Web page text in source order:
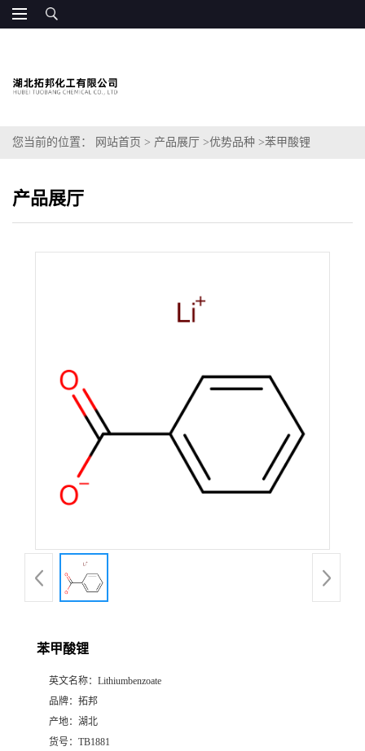
您当前的位置： 网站首页 > 产品展厅 >优势品种 >苯甲酸锂
产品展厅
苯甲酸锂
英文名称： Lithiumbenzoate
品牌： 拓邦
产地： 湖北
货号： TB1881